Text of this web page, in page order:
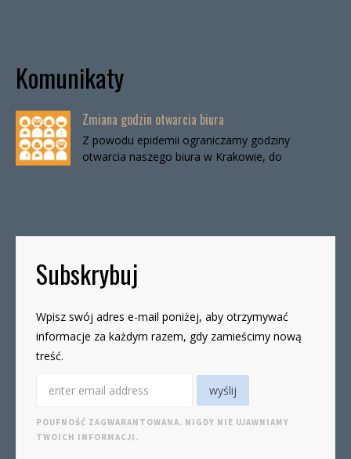
Komunikaty
Zmiana godzin otwarcia biura
Z powodu epidemii ograniczamy godziny
otwarcia naszego biura w Krakowie, do
Subskrybuj
Wpisz swój adres e-mail poniżej, aby otrzymywać
informacje za każdym razem, gdy zamieścimy nową
treść.
POUFNOŚĆ ZAGWARANTOWANA. NIGDY NIE UJAWNIAMY
TWOICH INFORMACJI.